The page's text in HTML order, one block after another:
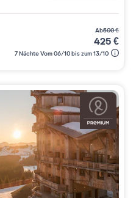
ab500€
425€
7 Nächte Vom 06/10 bis zum 13/10